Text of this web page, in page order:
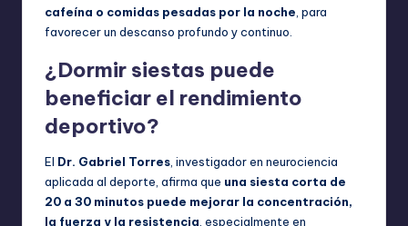
cafeína o comidas pesadas por la noche , para
favorecer un descanso profundo y continuo.
¿Dormir siestas puede
beneficiar el rendimiento
deportivo?
El Dr. Gabriel Torres , investigador en neurociencia
aplicada al deporte, afirma que una siesta corta de
20 a 30 minutos puede mejorar la concentración,
la fuerza y la resistencia , especialmente en